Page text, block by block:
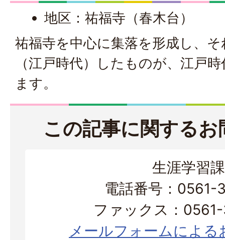
地区：祐福寺（春木台）
祐福寺を中心に集落を形成し、
（江戸時代）したものが、江戸
ます。
この記事に関する
生涯学習課
電話番号：0561-
ファックス：
メールフォームによる